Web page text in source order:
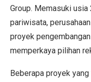
Group. Memasuki
pariwisata,
proyek
memperkaya pilihan
Beberapa proyek